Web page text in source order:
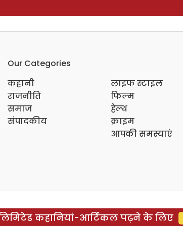
Our Categories
कहानी
राजनीति
समाज
संपादकीय
लाइफ स्टाइल
फिल्म
हेल्थ
क्राइम
आपकी समस्याएं
कहानियां-आर्टिकल पढ़ने के लिए